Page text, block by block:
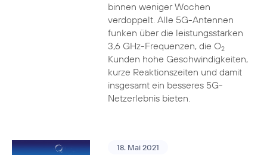
binnen weniger Wochen
verdoppelt. Alle 5G-Antennen
funken über die leistungsstarken
3,6 GHz-Frequenzen, die O2
Kunden hohe Geschwindigkeiten,
kurze Reaktionszeiten und damit
insgesamt ein besseres 5G-
Netzerlebnis bieten.
18. Mai 2021